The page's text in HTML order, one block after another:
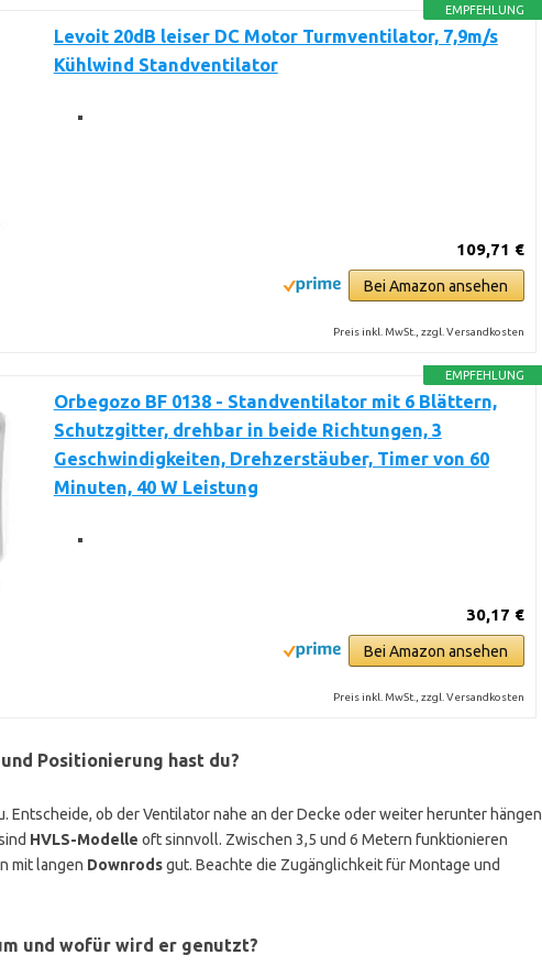
EMPFEHLUNG
Levoit 20dB leiser DC Motor Turmventilator, 7,9m/s
Kühlwind Standventilator
109,71 €
Bei Amazon ansehen
Preis inkl. MwSt., zzgl. Versandkosten
EMPFEHLUNG
Orbegozo BF 0138 - Standventilator mit 6 Blättern,
Schutzgitter, drehbar in beide Richtungen, 3
Geschwindigkeiten, Drehzerstäuber, Timer von 60
Minuten, 40 W Leistung
30,17 €
Bei Amazon ansehen
Preis inkl. MwSt., zzgl. Versandkosten
Positionierung hast du?
Entscheide, ob der Ventilator nahe an der Decke oder weiter herunter hängen
HVLS-Modelle oft sinnvoll. Zwischen 3,5 und 6 Metern funktionieren
mit langen Downrodsgut. Beachte die Zugänglichkeit für Montage und
und wofür wird er genutzt?